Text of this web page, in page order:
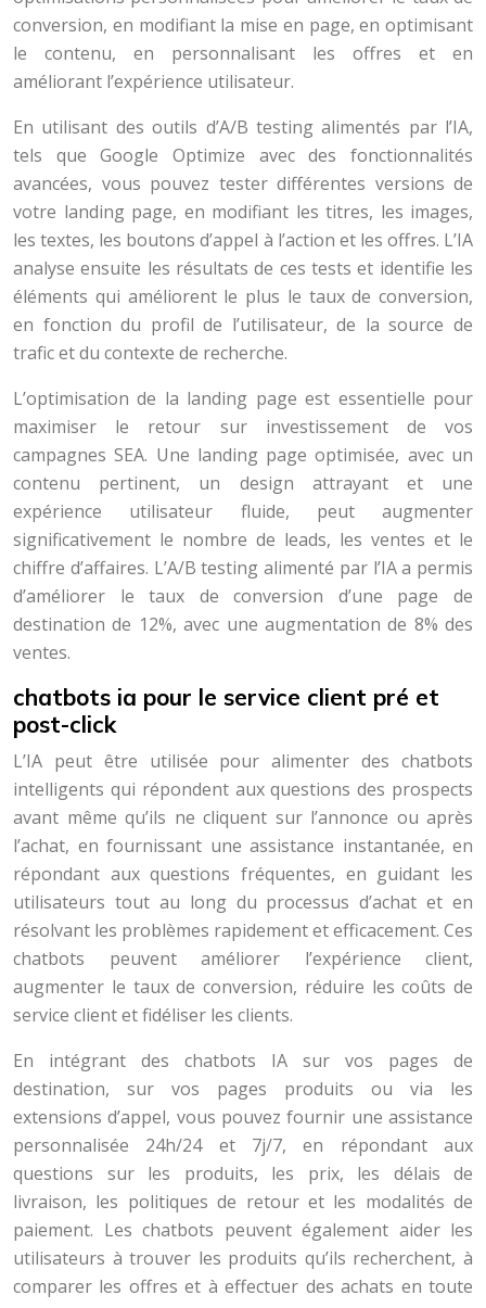
conversion, en modifiant la mise en page, en optimisant
le contenu, en personnalisant les offres et en
améliorant l’expérience utilisateur.
En utilisant des outils d’A/B testing alimentés par l’IA,
tels que Google Optimize avec des fonctionnalités
avancées, vous pouvez tester différentes versions de
votre landing page, en modifiant les titres, les images,
les textes, les boutons d’appel à l’action et les offres. L’IA
analyse ensuite les résultats de ces tests et identifie les
éléments qui améliorent le plus le taux de conversion,
en fonction du profil de l’utilisateur, de la source de
trafic et du contexte de recherche.
L’optimisation de la landing page est essentielle pour
maximiser le retour sur investissement de vos
campagnes SEA. Une landing page optimisée, avec un
contenu pertinent, un design attrayant et une
expérience utilisateur fluide, peut augmenter
significativement le nombre de leads, les ventes et le
chiffre d’affaires. L’A/B testing alimenté par l’IA a permis
d’améliorer le taux de conversion d’une page de
destination de 12%, avec une augmentation de 8% des
ventes.
chatbots ia pour le service client pré et
post-click
L’IA peut être utilisée pour alimenter des chatbots
intelligents qui répondent aux questions des prospects
avant même qu’ils ne cliquent sur l’annonce ou après
l’achat, en fournissant une assistance instantanée, en
répondant aux questions fréquentes, en guidant les
utilisateurs tout au long du processus d’achat et en
résolvant les problèmes rapidement et efficacement. Ces
chatbots peuvent améliorer l’expérience client,
augmenter le taux de conversion, réduire les coûts de
service client et fidéliser les clients.
En intégrant des chatbots IA sur vos pages de
destination, sur vos pages produits ou via les
extensions d’appel, vous pouvez fournir une assistance
personnalisée 24h/24 et 7j/7, en répondant aux
questions sur les produits, les prix, les délais de
livraison, les politiques de retour et les modalités de
paiement. Les chatbots peuvent également aider les
utilisateurs à trouver les produits qu’ils recherchent, à
comparer les offres et à effectuer des achats en toute